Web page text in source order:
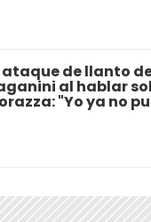
ataque de llanto
al hablar
"Yo ya no